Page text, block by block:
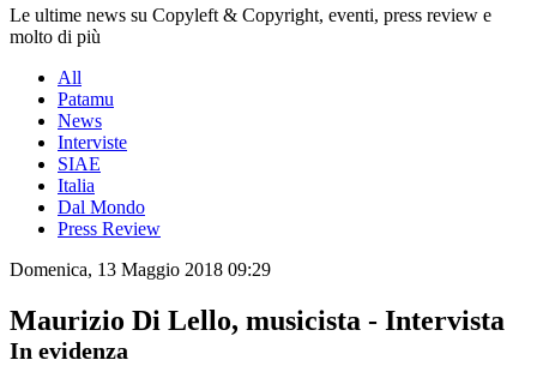
Le ultime news su Copyleft & Copyright, eventi, press review e
molto di più
All
Patamu
News
Interviste
SIAE
Italia
Dal Mondo
Press Review
Domenica, 13 Maggio 2018 09:29
Maurizio Di Lello, musicista - Intervista
In evidenza